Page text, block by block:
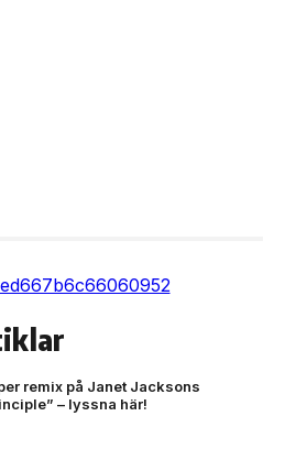
remix på Janet Jacksons
– lyssna här!